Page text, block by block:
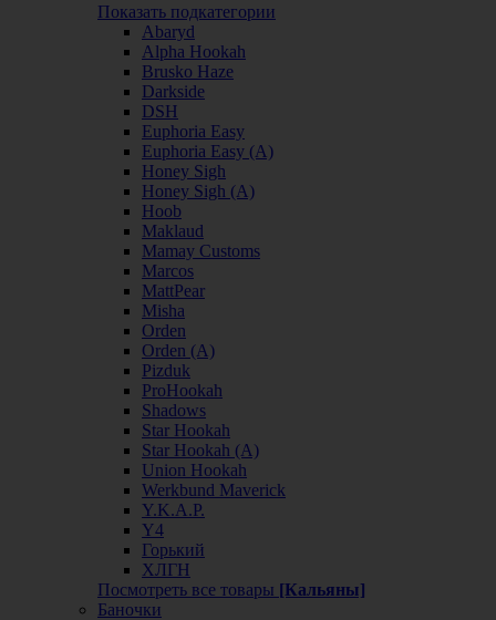
Показать подкатегории
Abaryd
Alpha Hookah
Brusko Haze
Darkside
DSH
Euphoria Easy
Euphoria Easy (А)
Honey Sigh
Honey Sigh (А)
Hoob
Maklaud
Mamay Customs
Marcos
MattPear
Misha
Orden
Orden (А)
Pizduk
ProHookah
Shadows
Star Hookah
Star Hookah (А)
Union Hookah
Werkbund Maverick
Y.K.A.P.
Y4
Горький
ХЛГН
Посмотреть все товары [Кальяны]
Баночки